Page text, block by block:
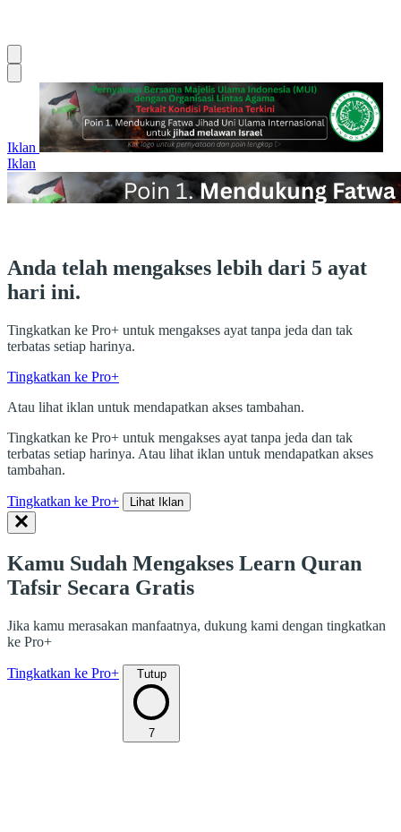
Iklan
Iklan
Anda telah mengakses lebih dari 5 ayat
hari ini.
Tingkatkan ke Pro+ untuk mengakses ayat tanpa jeda dan tak
terbatas setiap harinya.
Tingkatkan ke Pro+
Atau lihat iklan untuk mendapatkan akses tambahan.
Tingkatkan ke Pro+ untuk mengakses ayat tanpa jeda dan tak
terbatas setiap harinya. Atau lihat iklan untuk mendapatkan akses
tambahan.
Tingkatkan ke Pro+ Lihat Iklan
Kamu Sudah Mengakses Learn Quran
Tafsir Secara Gratis
Jika kamu merasakan manfaatnya, dukung kami dengan tingkatkan
ke Pro+
Tingkatkan ke Pro+ Tutup
7